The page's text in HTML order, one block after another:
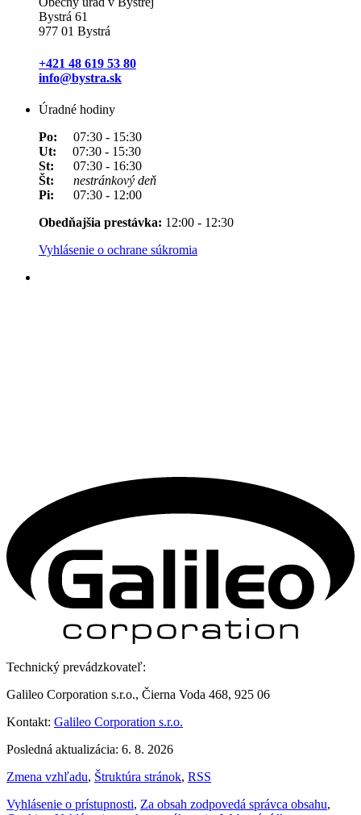
Bystrá 61
977 01 Bystrá
+421 48 619 53 80
info@bystra.sk
Úradné hodiny
Po: 07:30 - 15:30
Ut: 07:30 - 15:30
St: 07:30 - 16:30
Št: nestránkový deň
Pi: 07:30 - 12:00
Obedňajšia prestávka: 12:00 - 12:30
Vyhlásenie o ochrane súkromia
Technický prevádzkovateľ:
Galileo Corporation s.r.o., Čierna Voda 468, 925 06
Kontakt: Galileo Corporation s.r.o.
Posledná aktualizácia: 6. 8. 2026
Zmena vzhľadu, Štruktúra stránok, RSS
Vyhlásenie o prístupnosti, Za obsah zodpovedá správca obsahu,